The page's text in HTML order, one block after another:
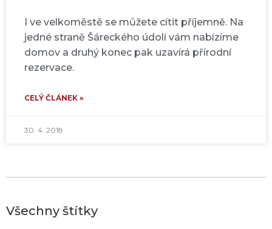
I ve velkoměstě se můžete cítit příjemně. Na
jedné straně Šáreckého údolí vám nabízíme
domov a druhý konec pak uzavírá přírodní
rezervace.
CELÝ ČLÁNEK »
30. 4. 2018
Všechny štítky